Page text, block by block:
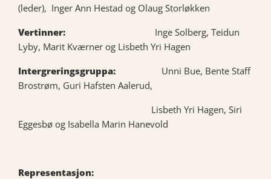
(leder), Inger Ann Hestad og Olaug Storløkken
Vertinner: Inge Solberg, Teidun
Lyby, Marit Kværner og Lisbeth Yri Hagen
Intergreringsgruppa: Unni Bue, Bente Staff
Brostrøm, Guri Hafsten Aalerud,
Lisbeth Yri Hagen, Siri
Eggesbø og Isabella Marin Hanevold
Representasjon: